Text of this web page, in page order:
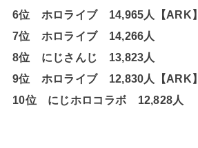
6位 ホロライブ 14,965人【ARK】
7位 ホロライブ 14,266人
8位 にじさんじ 13,823人
9位 ホロライブ 12,830人【ARK】
10位 にじホロコラボ 12,828人